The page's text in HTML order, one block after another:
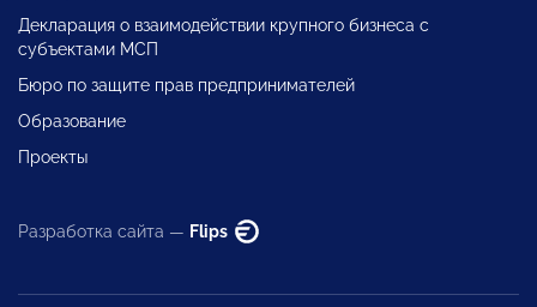
Декларация о взаимодействии крупного бизнеса с
субъектами МСП
Бюро по защите прав предпринимателей
Образование
Проекты
Разработка сайта — Flips